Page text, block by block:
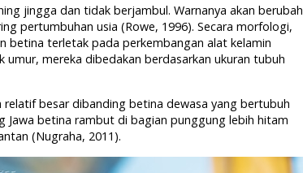
jingga dan tidak berjambul. Warnanya akan berubah
pertumbuhan usia (Rowe, 1996). Secara morfologi,
betina terletak pada perkembangan alat kelamin
umur, mereka dibedakan berdasarkan ukuran tubuh
relatif besar dibanding betina dewasa yang bertubuh
Jawa betina rambut di bagian punggung lebih hitam
(Nugraha, 2011).